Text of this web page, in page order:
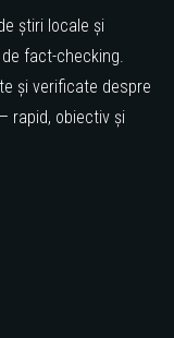
știri locale și
fact-checking.
și verificate despre
rapid, obiectiv și